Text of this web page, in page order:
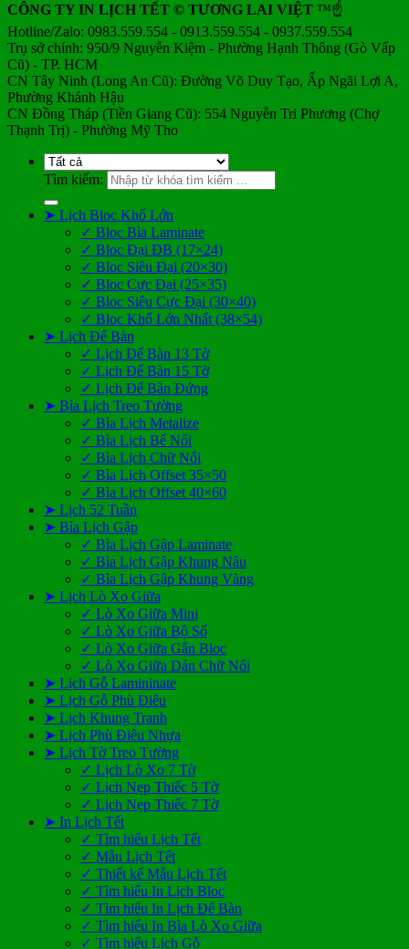
CÔNG TY IN LỊCH TẾT © TƯƠNG LAI VIỆT ™☝️
Hotline/Zalo: 0983.559.554 - 0913.559.554 - 0937.559.554
Trụ sở chính: 950/9 Nguyễn Kiệm - Phường Hạnh Thông (Gò Vấp
Cũ) - TP. HCM
CN Tây Ninh (Long An Cũ): Đường Võ Duy Tạo, Ấp Ngãi Lợi A,
Phường Khánh Hậu
CN Đồng Tháp (Tiền Giang Cũ): 554 Nguyễn Tri Phương (Chợ
Thạnh Trị) - Phường Mỹ Tho
Tìm kiếm:
➤ Lịch Bloc Khổ Lớn
✓ Bloc Bìa Laminate
✓ Bloc Đại ĐB (17×24)
✓ Bloc Siêu Đại (20×30)
✓ Bloc Cực Đại (25×35)
✓ Bloc Siêu Cực Đại (30×40)
✓ Bloc Khổ Lớn Nhất (38×54)
➤ Lịch Để Bàn
✓ Lịch Để Bàn 13 Tờ
✓ Lịch Để Bàn 15 Tờ
✓ Lịch Để Bàn Đứng
➤ Bìa Lịch Treo Tường
✓ Bìa Lịch Metalize
✓ Bìa Lịch Bế Nổi
✓ Bìa Lịch Chữ Nổi
✓ Bìa Lịch Offset 35×50
✓ Bìa Lịch Offset 40×60
➤ Lịch 52 Tuần
➤ Bìa Lịch Gập
✓ Bìa Lịch Gập Laminate
✓ Bìa Lịch Gập Khung Nâu
✓ Bìa Lịch Gập Khung Vàng
➤ Lịch Lò Xo Giữa
✓ Lò Xo Giữa Mini
✓ Lò Xo Giữa Bộ Số
✓ Lò Xo Giữa Gắn Bloc
✓ Lò Xo Giữa Dán Chữ Nổi
➤ Lịch Gỗ Lamininate
➤ Lịch Gỗ Phù Điêu
➤ Lịch Khung Tranh
➤ Lịch Phù Điêu Nhựa
➤ Lịch Tờ Treo Tường
✓ Lịch Lò Xo 7 Tờ
✓ Lịch Nẹp Thiếc 5 Tờ
✓ Lịch Nẹp Thiếc 7 Tờ
➤ In Lịch Tết
✓ Tìm hiểu Lịch Tết
✓ Mẫu Lịch Tết
✓ Thiết kế Mẫu Lịch Tết
✓ Tìm hiểu In Lịch Bloc
✓ Tìm hiểu In Lịch Để Bàn
✓ Tìm hiểu In Bìa Lò Xo Giữa
✓ Tìm hiểu Lịch Gỗ